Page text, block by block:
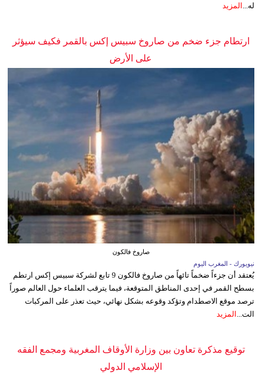
له... المزيد
ارتطام جزء ضخم من صاروخ سبيس إكس بالقمر فكيف سيؤثر
على الأرض
صاروخ فالكون
نيويورك - المغرب اليوم
يُعتقد أن جزءاً ضخماً تائهاً من صاروخ فالكون 9 تابع لشركة سبيس إكس ارتطم
بسطح القمر في إحدى المناطق المتوقعة، فيما يترقب العلماء حول العالم صوراً
ترصد موقع الاصطدام وتؤكد وقوعه بشكل نهائي، حيث تعذر على المركبات
الت... المزيد
توقيع مذكرة تعاون بين وزارة الأوقاف المغربية ومجمع الفقه
الإسلامي الدولي